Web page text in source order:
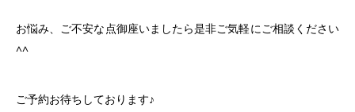
お悩み、ご不安な点御座いましたら是非ご気軽にご相談ください
^^
ご予約お待ちしております♪